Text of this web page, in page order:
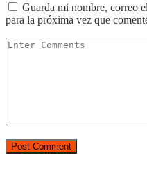
Guarda mi nombre, correo
para la próxima vez que